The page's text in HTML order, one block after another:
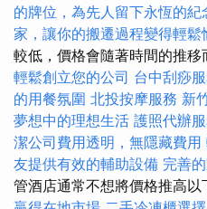
的牌位，為先人留下永恆的紀
家，讓你的搬遷過程變得輕鬆
較低，價格會隨著時間的推移
輕鬆創立您的公司 台中刮痧
的用餐氛圍 北投按摩服務 新
夢想中的理想生活 護照代辦
潔公司費用透明，無隱藏費用
友提供有效的輔助設備 完善
管酒店通常不想將價格推高以